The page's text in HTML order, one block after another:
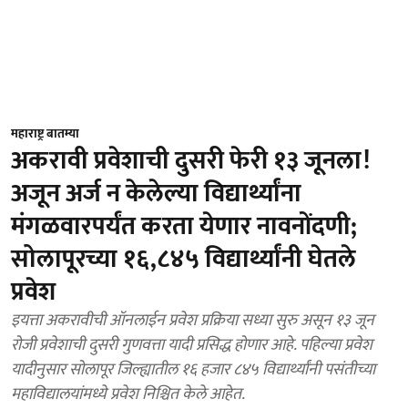
महाराष्ट्र बातम्या
अकरावी प्रवेशाची दुसरी फेरी १३ जूनला!
अजून अर्ज न केलेल्या विद्यार्थ्यांना
मंगळवारपर्यंत करता येणार नावनोंदणी;
सोलापूरच्या १६,८४५ विद्यार्थ्यांनी घेतले
प्रवेश
इयत्ता अकरावीची ऑनलाईन प्रवेश प्रक्रिया सध्या सुरु असून १३ जून
रोजी प्रवेशाची दुसरी गुणवत्ता यादी प्रसिद्ध होणार आहे. पहिल्या प्रवेश
यादीनुसार सोलापूर जिल्ह्यातील १६ हजार ८४५ विद्यार्थ्यांनी पसंतीच्या
महाविद्यालयांमध्ये प्रवेश निश्चित केले आहेत.